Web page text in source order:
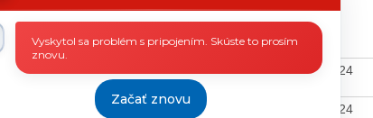
6.6.2024
02.04.2024 6.6.2024
Vyskytol sa problém s pripojením. Skúste to prosím
znovu.
Začať znovu